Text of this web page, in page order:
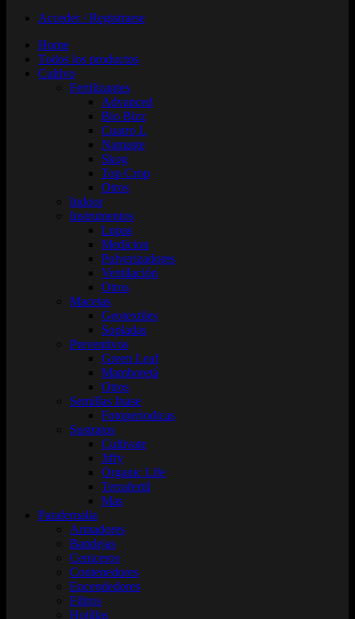
Acceder / Registrarse
Home
Todos los productos
Cultivo
Fertilizantes
Advanced
Bio Bizz
Cuatro L
Namaste
Skog
Top Crop
Otros
Indoor
Instrumentos
Lupas
Medicion
Pulverizadores
Ventilación
Otros
Macetas
Geotextiles
Sopladas
Preventivos
Green Leaf
Mamboretá
Otros
Semillas Inase
Fotoperiodicas
Sustratos
Cultivate
Jiffy
Organic Life
Terrafertil
Mas
Parafernalia
Armadores
Bandejas
Ceniceros
Contenedores
Encendedores
Filtros
Hojillas